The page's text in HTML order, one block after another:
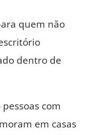
quem não
dentro de
com
em casas